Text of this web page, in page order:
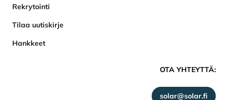
Rekrytointi
Tilaa uutiskirje
Hankkeet
OTA YHTEYTTÄ:
solar@solar.fi